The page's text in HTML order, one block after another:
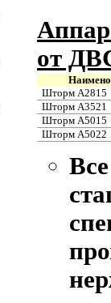
от
Шторм А2815
Шторм А3521
Шторм А5015
Шторм А5022